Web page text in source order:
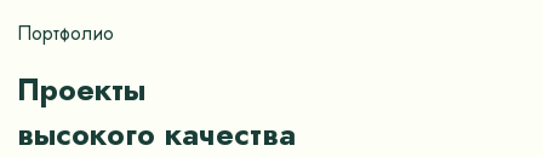
Портфолио
Проекты
высокого качества